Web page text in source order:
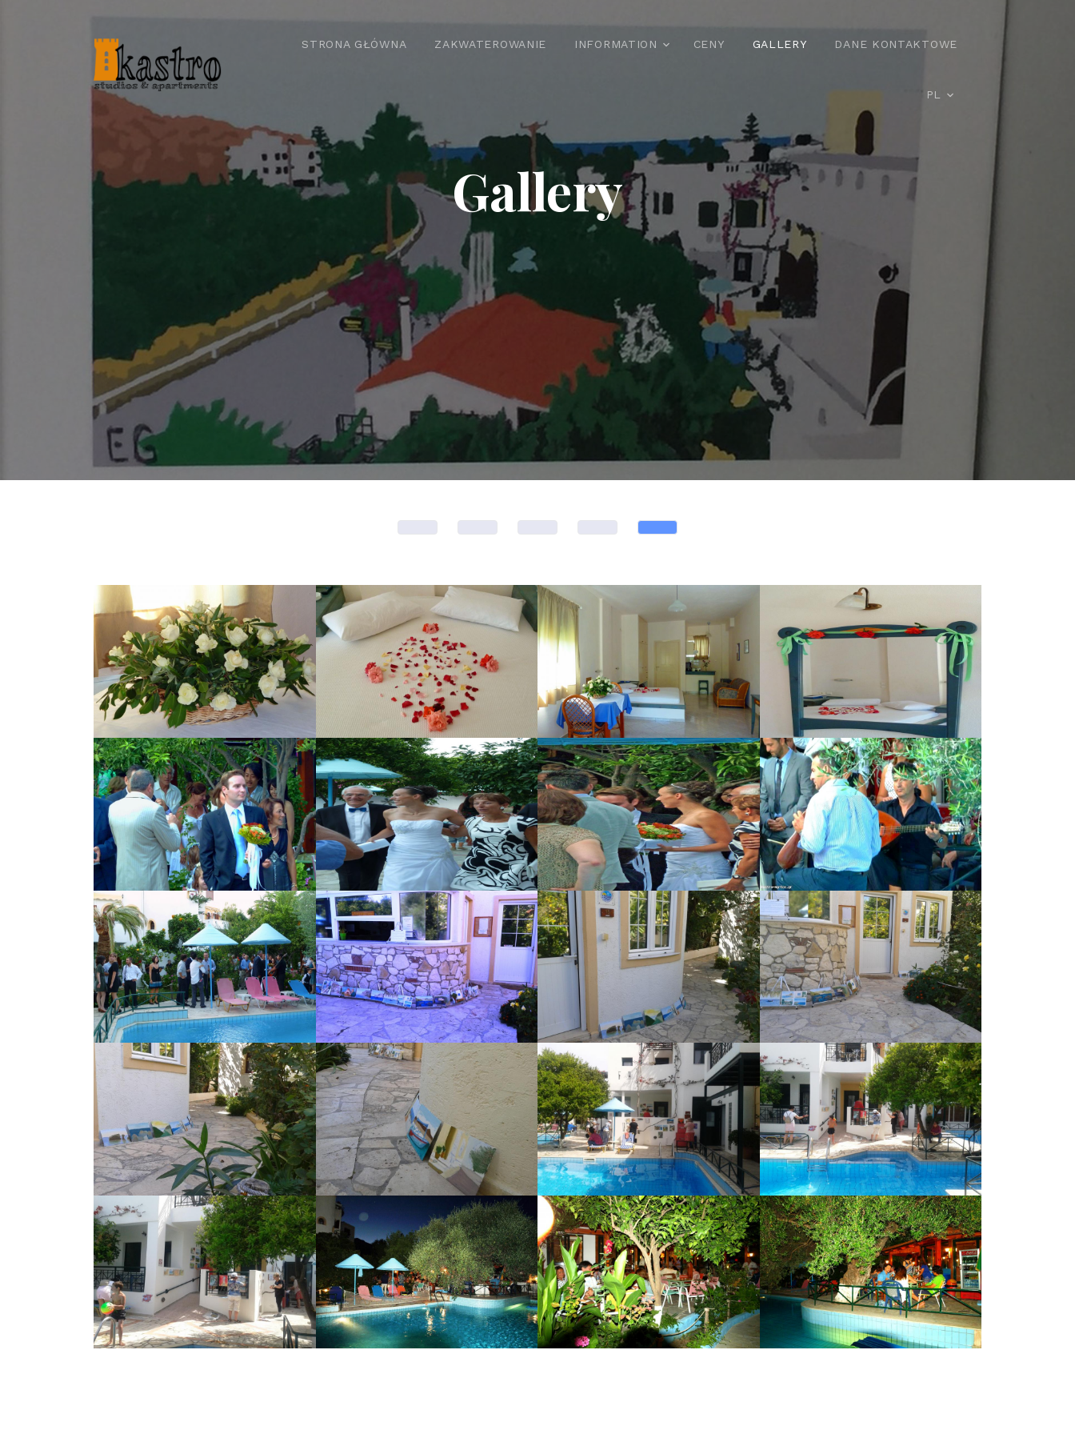
STRONA GŁÓWNA ZAKWATEROWANIE INFORMATION CENY GALLERY DANE KONTAKTOWE
PL
Gallery